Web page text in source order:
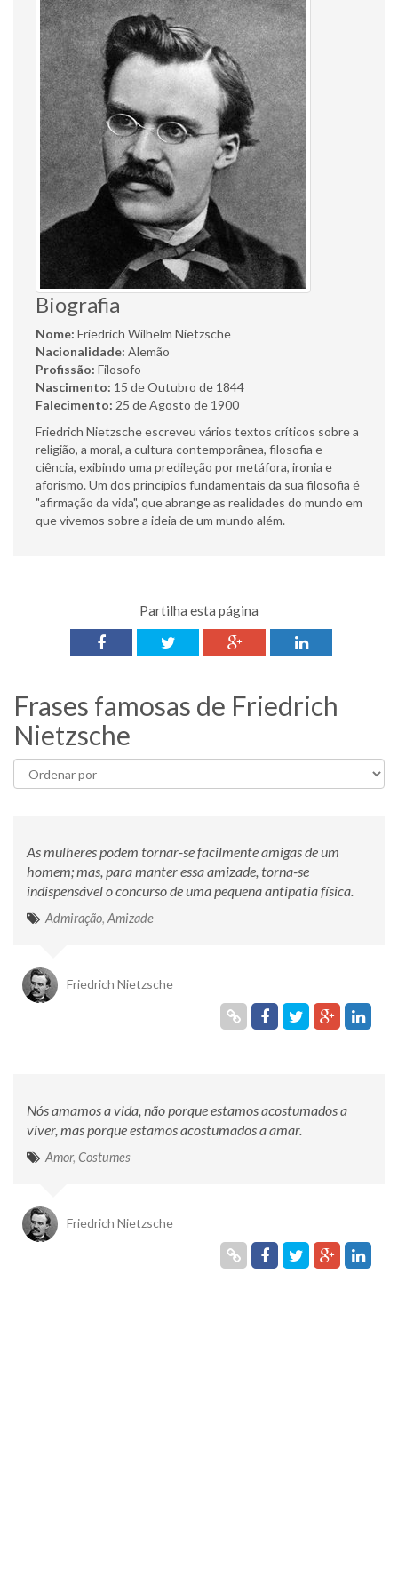
Biografia
Nome: Friedrich Wilhelm Nietzsche
Nacionalidade: Alemão
Profissão: Filosofo
Nascimento: 15 de Outubro de 1844
Falecimento: 25 de Agosto de 1900
Friedrich Nietzsche escreveu vários textos críticos sobre a
religião, a moral, a cultura contemporânea, filosofia e
ciência, exibindo uma predileção por metáfora, ironia e
aforismo. Um dos princípios fundamentais da sua filosofia é
"afirmação da vida", que abrange as realidades do mundo em
que vivemos sobre a ideia de um mundo além.
Partilha esta página
Frases famosas de Friedrich
Nietzsche
As mulheres podem tornar-se facilmente amigas de um
homem; mas, para manter essa amizade, torna-se
indispensável o concurso de uma pequena antipatia física.
Admiração, Amizade
Friedrich Nietzsche
Nós amamos a vida, não porque estamos acostumados a
viver, mas porque estamos acostumados a amar.
Amor, Costumes
Friedrich Nietzsche